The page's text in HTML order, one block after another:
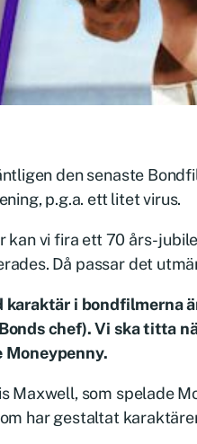
den senaste
p.g.a. ett litet virus.
kan vi fira ett 70 års-
Då passar det
karaktär i bondfilmerna
chef). Vi ska titta
Moneypenny.
Maxwell, som spelade
har gestaltat